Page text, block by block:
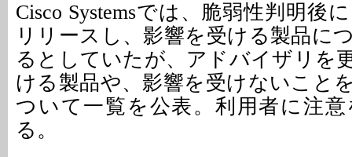
Cisco Systemsでは、脆弱性判明後
リリースし、影響を受ける製品に
るとしていたが、アドバイザリを
ける製品や、影響を受けないこと
ついて一覧を公表。利用者に注
る。